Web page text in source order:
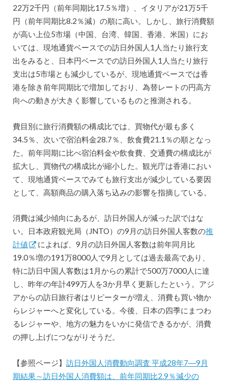
22万2千円（前年同期比17.5％増）、イタリアが21万5千
円（前年同期比8.2％減）の順に高い。しかし、旅行消費額
が高い上位5市場（中国、台湾、韓国、香港、米国）にお
いては、現地通貨ベースでの訪日外国人1人当たり旅行支
出をみると、日本円ベースでの訪日外国人1人当たり旅行
支出は5市場とも減少しているが、現地通貨ベースでは香
港を除き前年同期比で増加しており、為替レートの円高方
向への動きが大きく影響しているものと推測される。
費目別に旅行消費額の構成比では、買物代が最も多く
34.5％、次いで宿泊料金28.7％、飲食費21.1％の順となっ
た。前年同期に比べ宿泊料金や飲食費、交通費の構成比が
拡大し、買物代の構成比が縮小した。観光庁は香港におい
て、現地通貨ベースでみても旅行支出が減少している要因
として、高額商品の購入落ち込みの影響を指摘している。
消費は減少傾向にあるが、訪日外国人が減った訳ではな
い。日本政府観光局（JNTO）の9月の訪日外国人客数の推
計値
によれば、9月の訪日外国人客数は前年同月比
19.0％増の191万8000人で9月としては過去最高であり、
特に訪日中国人客数は1月からの累計で500万7000人に達
し、昨年の年計499万人を3か月早く更新したという。アジ
アからの訪日旅行者はリピーターが増え、消費も買い物か
らレジャーへと変化している。今後、日本の四季にまつわ
るレジャーや、地方の魅力をいかに発信できるかが、消費
の押し上げにつながりそうだ。
【参照ページ】 訪日外国人消費動向調査 平成28年7―9月
期結果～訪日外国人消費額は、前年同期比2.9％減少の